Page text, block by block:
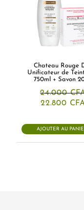
Chateau Rouge
Unificateur de
750ml + Savon
24.000
Le
était :
24.000
22.800
AJOUTER AU